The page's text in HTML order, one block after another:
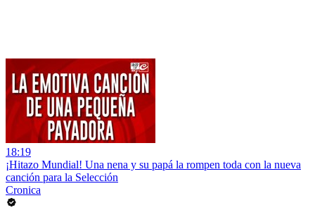
18:19
¡Hitazo Mundial! Una nena y su papá la rompen toda con la nueva
canción para la Selección
Cronica